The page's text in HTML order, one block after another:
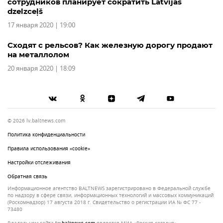
dzelzceļš
17 января 2020 | 19:00
Сходят с рельсов? Как железную дорогу продают
на металлолом
20 января 2020 | 18:09
© 2026 lv.baltnews.com
Политика конфиденциальности
Правила использования «cookie»
Настройки отслеживания
Обратная связь
Информационное агентство BALTNEWS зарегистрировано в Федеральной службе
по надзору в сфере связи, информационных технологий и массовых коммуникаций
(Роскомнадзор) 17 августа 2018 г. Свидетельство о регистрации ИА № ФС 77 -
73480